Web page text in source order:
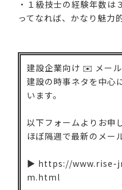
・１級技士の経験年数は
ってなれば、かなり魅力
建設企業向け ✉️ メール
建設の時事ネタを中心
います。
以下フォームよりお申
ほぼ隔週で最新のメー
▶ https://www.rise-
m.html